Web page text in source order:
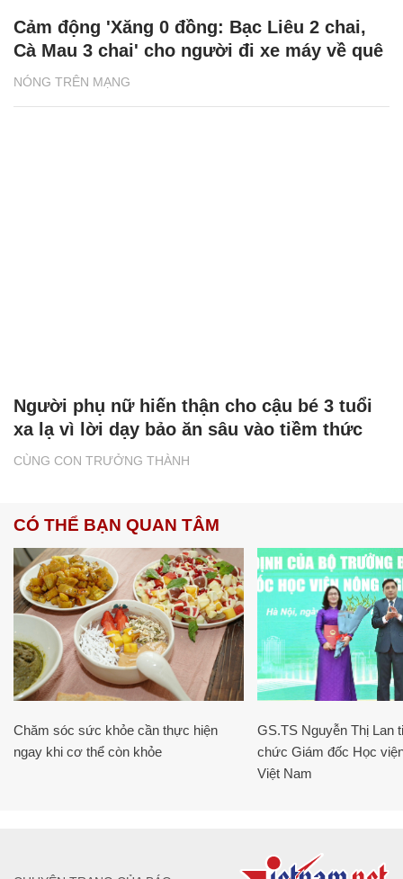
NÓNG TRÊN MẠNG
Cảm động 'Xăng 0 đồng: Bạc Liêu 2 chai,
Cà Mau 3 chai' cho người đi xe máy về quê
CÙNG CON TRƯỞNG THÀNH
Người phụ nữ hiến thận cho cậu bé 3 tuổi
xa lạ vì lời dạy bảo ăn sâu vào tiềm thức
CÓ THỂ BẠN QUAN TÂM
Chăm sóc sức khỏe cần thực hiện
ngay khi cơ thể còn khỏe
GS.TS Nguyễn Thị Lan
chức Giám đốc Học
Việt Nam